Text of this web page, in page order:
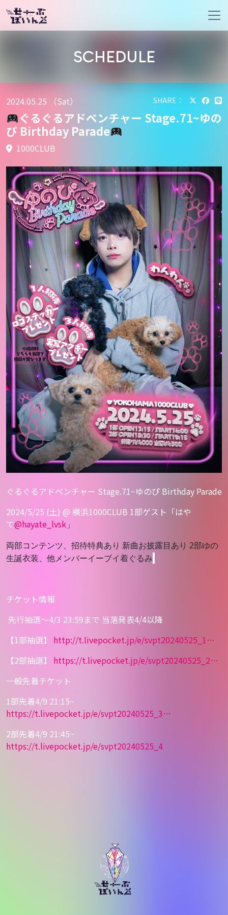
メインナビゲーション
SCHEDULE
2024.05.25 （Sat） SHARE：
ぐるぐるアドベンチャー Stage.71~ゆの
ぴ Birthday Parade
1000CLUB
ぐるぐるアドベンチャー Stage.71~ゆのぴ Birthday Parade
2024/5/25 (土) @ 横浜1000CLUB 1部ゲスト「はや
て@hayate_lvsk 」
両部コンテンツ、招待特典あり 新曲お披露目あり 2部ゆの
生誕衣装、他メンバーイーブイ着ぐるみ
チケット情報
先行抽選〜4/3 23:59まで 当落発表4/4以降
【1部抽選】 http://t.livepocket.jp/e/svpt20240525 _1…
【2部抽選】 https://t.livepocket.jp/e/svpt20240525 _2…
一般先着チケット
1部先着4/9 21:15~
https://t.livepocket.jp/e/svpt20240525 _3…
2部先着4/9 21:45~
https://t.livepocket.jp/e/svpt20240525 _4